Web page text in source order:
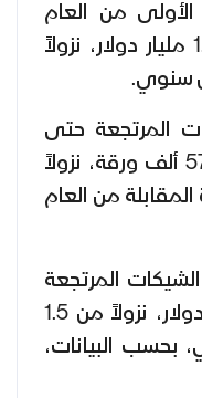
من العام
الماضي بنسبة 20٪ إلى 1.32 مليار دولار، نزولاً
المرتجعة حتى
نهاية نوفمبر 2025 إلى 579.2 ألف ورقة، نزولاً
المقابلة من العام
المرتجعة
لعدم كفاية الرصيد 1.2 مليار دولار، نزولاً من 1.5
بحسب البيانات،